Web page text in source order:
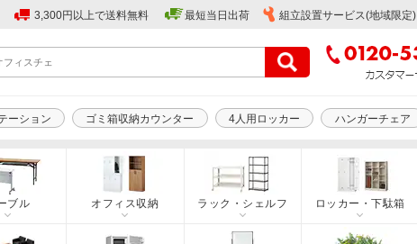
3,300円以上で送料無料 最短当日出荷 組立設置サービス(地域限定)
ーション ゴミ箱収納カウンター 4人用ロッカー ハンガーチェア
ブル オフィス収納 ラック・シェルフ ロッカー・下駄箱